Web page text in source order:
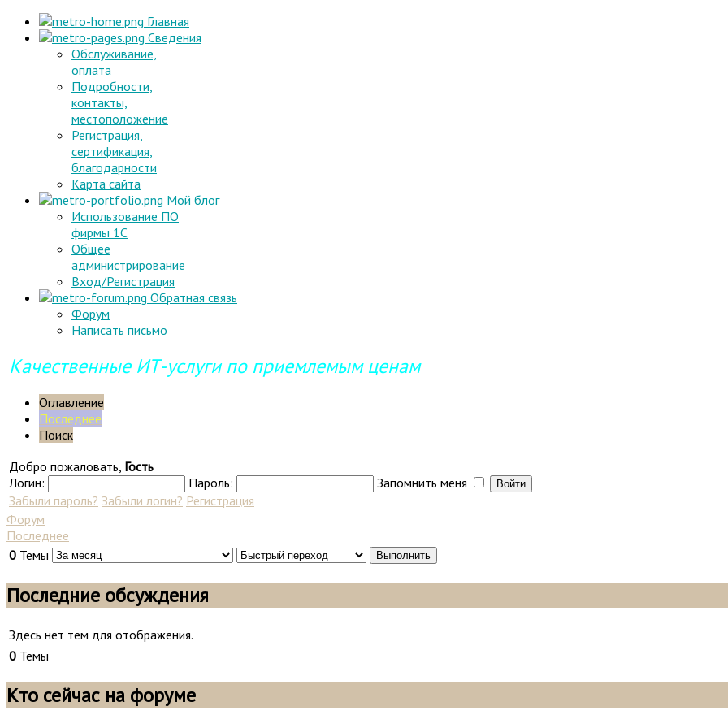
Главная
Сведения
Обслуживание,
оплата
Подробности,
контакты,
местоположение
Регистрация,
сертификация,
благодарности
Карта сайта
Мой блог
Использование ПО
фирмы 1С
Общее
администрирование
Вход/Регистрация
Обратная связь
Форум
Написать письмо
Качественные ИТ-услуги по приемлемым ценам
Оглавление
Последнее
Поиск
Добро пожаловать, Гость
Логин:
Пароль:
Запомнить меня
Забыли пароль? Забыли логин? Регистрация
Форум
Последнее
0 Темы
Последние обсуждения
Здесь нет тем для отображения.
0 Темы
Кто сейчас на форуме